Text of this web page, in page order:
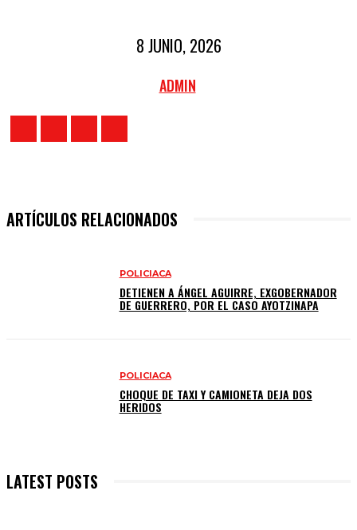
8 JUNIO, 2026
ADMIN
ARTÍCULOS RELACIONADOS
POLICIACA
DETIENEN A ÁNGEL AGUIRRE, EXGOBERNADOR
DE GUERRERO, POR EL CASO AYOTZINAPA
POLICIACA
CHOQUE DE TAXI Y CAMIONETA DEJA DOS
HERIDOS
LATEST POSTS